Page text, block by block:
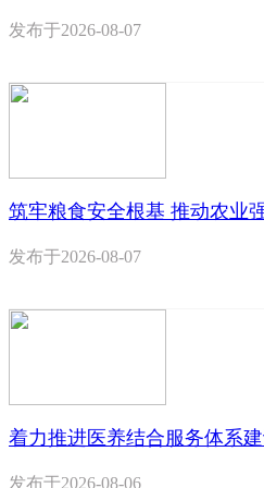
发布于2026-08-07
筑牢粮食安全根基 推动农业
发布于2026-08-07
着力推进医养结合服务体系
发布于2026-08-06